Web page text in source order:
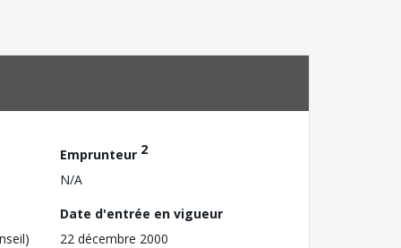
Emprunteur 2
N/A
Date d'entrée en vigueur
22 décembre 2000